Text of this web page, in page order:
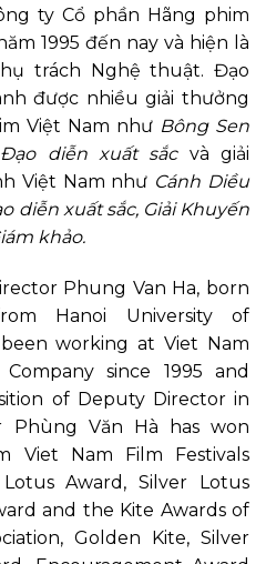
ty Cổ phần Hãng phim
1995 đến nay và hiện là
trách Nghệ thuật. Đạo
được nhiều giải thưởng
Việt Nam như Bông Sen
diễn xuất sắc và giải
Việt Nam như Cánh Diều
diễn xuất sắc, Giải Khuyến
khảo.
Phung Van Ha, born
Hanoi University of
working at Viet Nam
since 1995 and
of Deputy Director in
Phùng Văn Hà has won
Viet Nam Film Festivals
Award, Silver Lotus
and the Kite Awards of
Golden Kite, Silver